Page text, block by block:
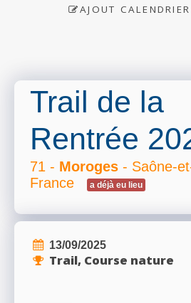
AJOUT
Trail de la
Rentrée
71 - Moroges - Saône-
France
a déjà eu lieu
13/09/2025
Trail, Course nature